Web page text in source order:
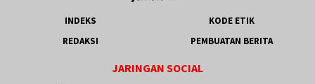
INDEKS
KODE ETIK
REDAKSI
PEMBUATAN BERITA
JARINGAN SOCIAL